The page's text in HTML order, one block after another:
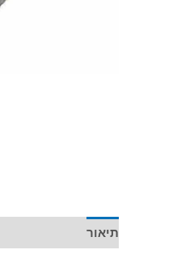
תיאור